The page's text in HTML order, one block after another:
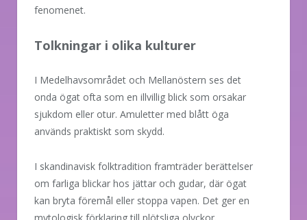
fenomenet.
Tolkningar i olika kulturer
I Medelhavsområdet och Mellanöstern ses det
onda ögat ofta som en illvillig blick som orsakar
sjukdom eller otur. Amuletter med blått öga
används praktiskt som skydd.
I skandinavisk folktradition framträder berättelser
om farliga blickar hos jättar och gudar, där ögat
kan bryta föremål eller stoppa vapen. Det ger en
mytologisk förklaring till plötsliga olyckor.